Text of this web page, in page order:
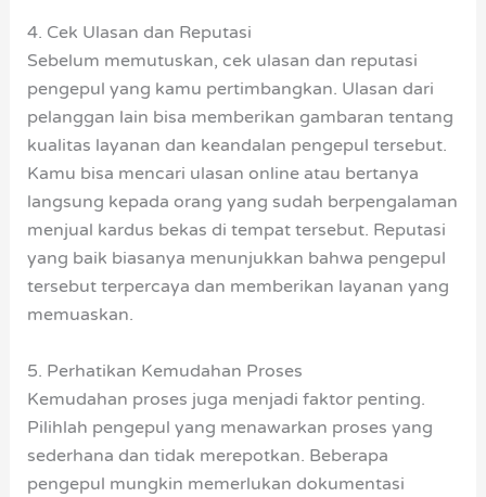
4. Cek Ulasan dan Reputasi
Sebelum memutuskan, cek ulasan dan reputasi
pengepul yang kamu pertimbangkan. Ulasan dari
pelanggan lain bisa memberikan gambaran tentang
kualitas layanan dan keandalan pengepul tersebut.
Kamu bisa mencari ulasan online atau bertanya
langsung kepada orang yang sudah berpengalaman
menjual kardus bekas di tempat tersebut. Reputasi
yang baik biasanya menunjukkan bahwa pengepul
tersebut terpercaya dan memberikan layanan yang
memuaskan.
5. Perhatikan Kemudahan Proses
Kemudahan proses juga menjadi faktor penting.
Pilihlah pengepul yang menawarkan proses yang
sederhana dan tidak merepotkan. Beberapa
pengepul mungkin memerlukan dokumentasi